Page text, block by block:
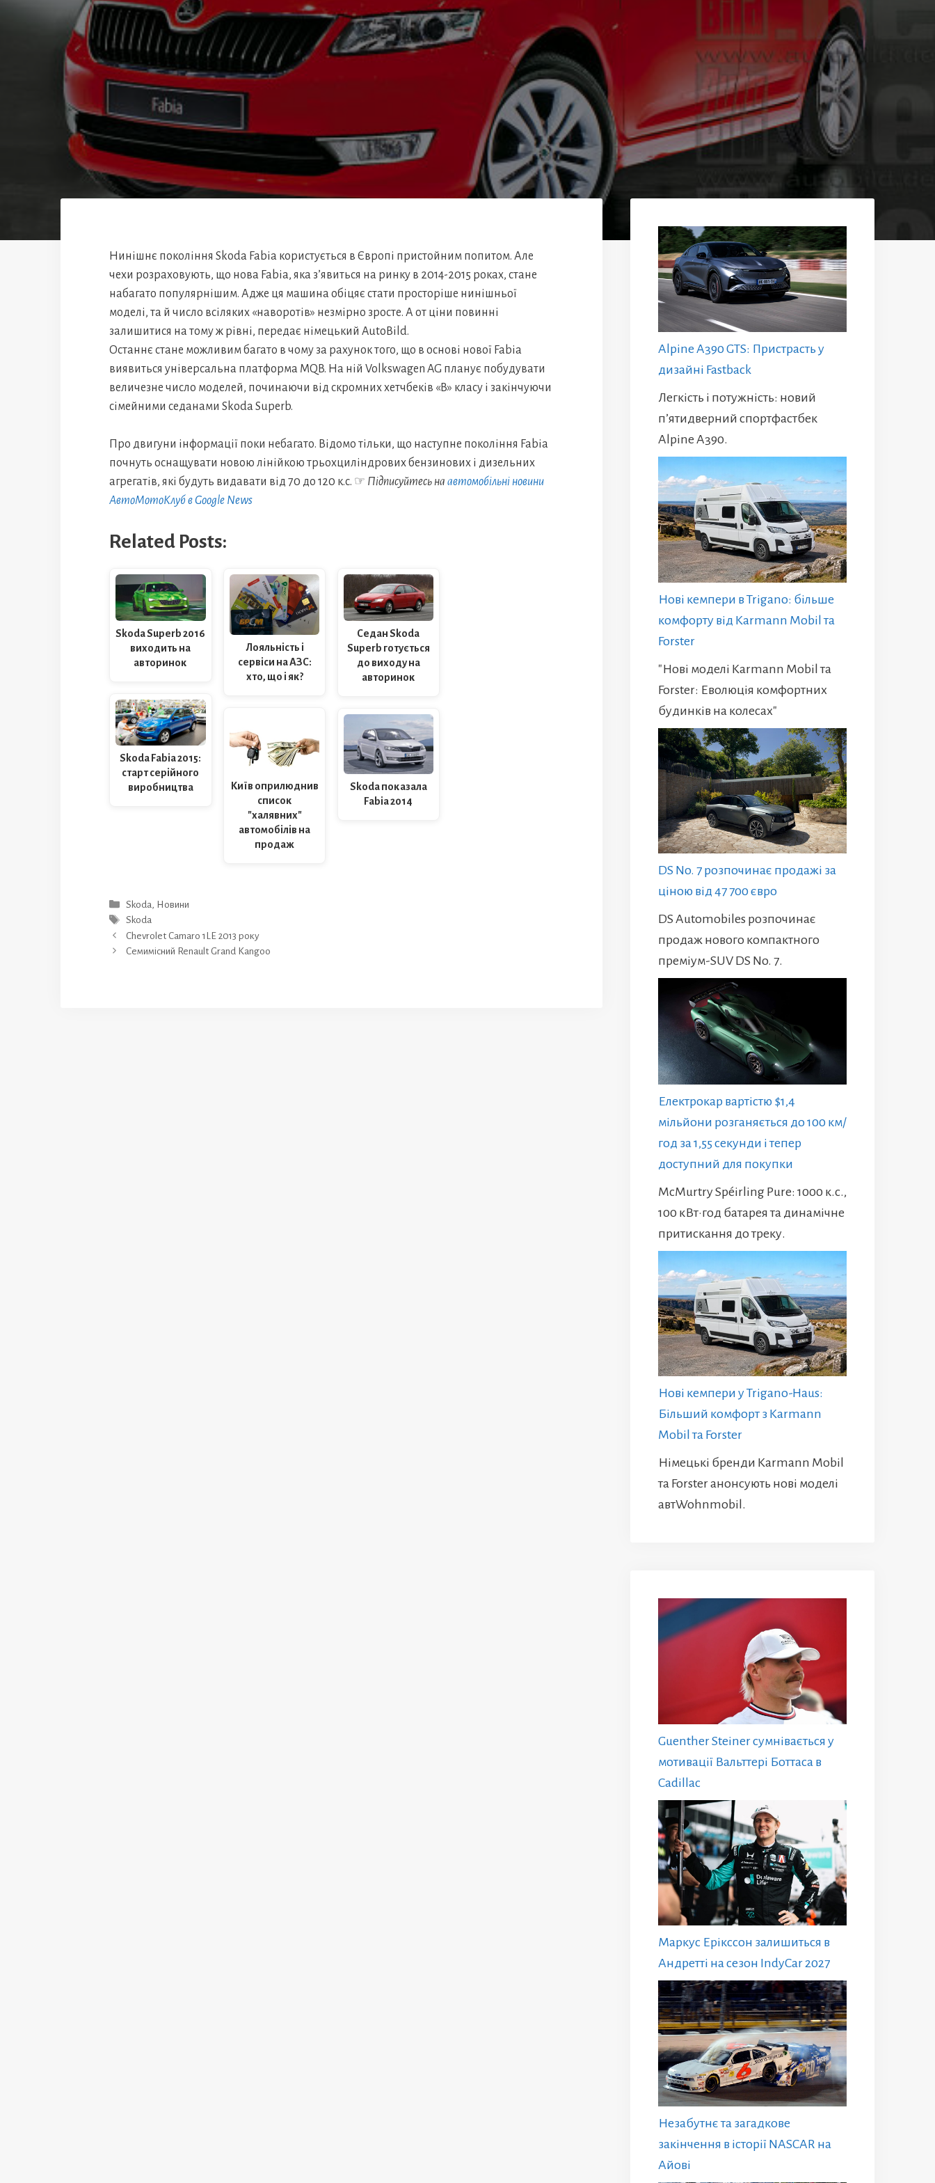
Нинішнє покоління Skoda Fabia користується в Європі пристойним попитом. Але
чехи розраховують, що нова Fabia, яка з’явиться на ринку в 2014-2015 роках, стане
набагато популярнішим. Адже ця машина обіцяє стати просторіше нинішньої
моделі, та й число всіляких «наворотів» незмірно зросте. А от ціни повинні
залишитися на тому ж рівні, передає німецький AutoBild.
Останнє стане можливим багато в чому за рахунок того, що в основі нової Fabia
виявиться універсальна платформа MQB. На ній Volkswagen AG планує побудувати
величезне число моделей, починаючи від скромних хетчбеків «В» класу і закінчуючи
сімейними седанами Skoda Superb.
Про двигуни інформації поки небагато. Відомо тільки, що наступне покоління Fabia
почнуть оснащувати новою лінійкою трьохциліндрових бензинових і дизельних
агрегатів, які будуть видавати від 70 до 120 к.с. ☞ Підписуйтесь на автомобільні новини
АвтоМотоКлуб в Google News
Related Posts:
Skoda Superb 2016
виходить на
авторинок
Skoda Fabia 2015:
старт серійного
виробництва
Лояльність і
сервіси на АЗС:
хто, що і як?
Київ оприлюднив
список
"халявних"
автомобілів на
продаж
Cедан Skoda
Superb готується
до виходу на
авторинок
Skoda показала
Fabia 2014
Категорії
Skoda, Новини
Позначки
Skoda
Chevrolet Camaro 1LE 2013 року
Семимісний Renault Grand Kangoo
Alpine A390 GTS: Пристрасть у
дизайні Fastback
Легкість і потужність: новий
п’ятидверний спортфастбек
Alpine A390.
Нові кемпери в Trigano: більше
комфорту від Karmann Mobil та
Forster
"Нові моделі Karmann Mobil та
Forster: Еволюція комфортних
будинків на колесах"
DS No. 7 розпочинає продажі за
ціною від 47 700 євро
DS Automobiles розпочинає
продаж нового компактного
преміум-SUV DS No. 7.
Електрокар вартістю $1,4
мільйони розганяється до 100 км/
год за 1,55 секунди і тепер
доступний для покупки
McMurtry Spéirling Pure: 1000 к.с.,
100 кВт·год батарея та динамічне
притискання до треку.
Нові кемпери у Trigano-Haus:
Більший комфорт з Karmann
Mobil та Forster
Німецькі бренди Karmann Mobil
та Forster анонсують нові моделі
автWohnmobil.
Guenther Steiner сумнівається у
мотивації Вальттері Боттаса в
Cadillac
Маркус Ерікссон залишиться в
Андретті на сезон IndyCar 2027
Незабутнє та загадкове
закінчення в історії NASCAR на
Айові